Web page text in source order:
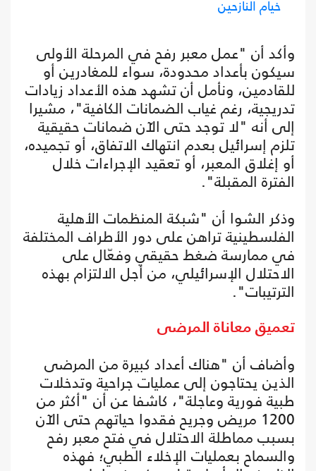
خيام النازحين
وأكد أن "عمل معبر رفح في المرحلة الأولى
سيكون بأعداد محدودة، سواء للمغادرين أو
للقادمين، ونأمل أن تشهد هذه الأعداد زيادات
تدريجية، رغم غياب الضمانات الكافية"، مشيرا
إلى أنه "لا توجد حتى الآن ضمانات حقيقية
تلزم إسرائيل بعدم انتهاك الاتفاق، أو تجميده،
أو إغلاق المعبر، أو تعقيد الإجراءات خلال
الفترة المقبلة".
وذكر الشوا أن "شبكة المنظمات الأهلية
الفلسطينية تراهن على دور الأطراف المختلفة
في ممارسة ضغط حقيقي وفعّال على
الاحتلال الإسرائيلي، من أجل الالتزام بهذه
الترتيبات".
تعميق معاناة المرضى
وأضاف أن "هناك أعداد كبيرة من المرضى
الذين يحتاجون إلى عمليات جراحية وتدخلات
طبية فورية وعاجلة"، كاشفا عن أن "أكثر من
1200 مريض وجريح فقدوا حياتهم حتى الآن
بسبب مماطلة الاحتلال في فتح معبر رفح
والسماح بعمليات الإخلاء الطبي؛ فهذه